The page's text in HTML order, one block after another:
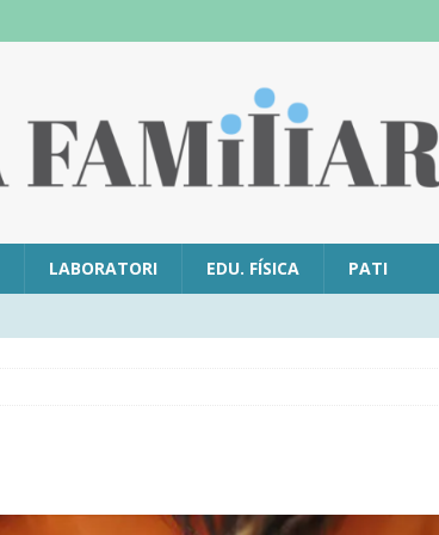
LABORATORI EDU. FÍSICA PATI